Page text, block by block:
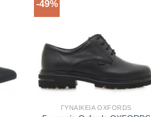
-49%
ΓΥΝΑΙΚΕΊΑ OXFORDS